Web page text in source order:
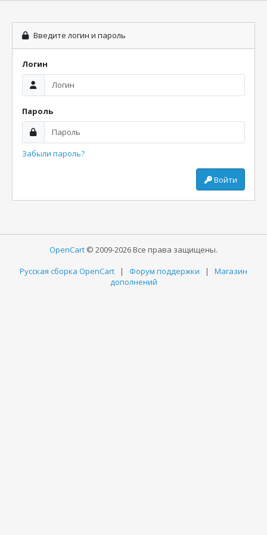
Введите логин и пароль
Логин
Пароль
Забыли пароль?
Войти
OpenCart © 2009-2026 Все права защищены.
Русская сборка OpenCart | Форум поддержки | Магазин
дополнений